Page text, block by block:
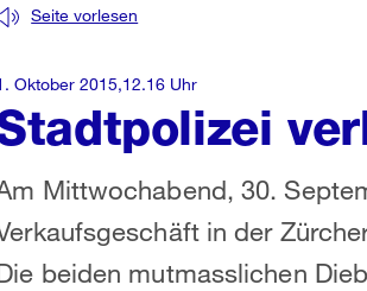
Seite vorlesen
Mittwochabend, 30.
in der
beiden mutmasslichen
Oktober 2015,12.16 Uhr